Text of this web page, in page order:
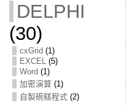
DELPHI
(30)
cxGrid (1)
EXCEL(5)
Word (1)
加密演算(1)
自製碗糕程式(2)